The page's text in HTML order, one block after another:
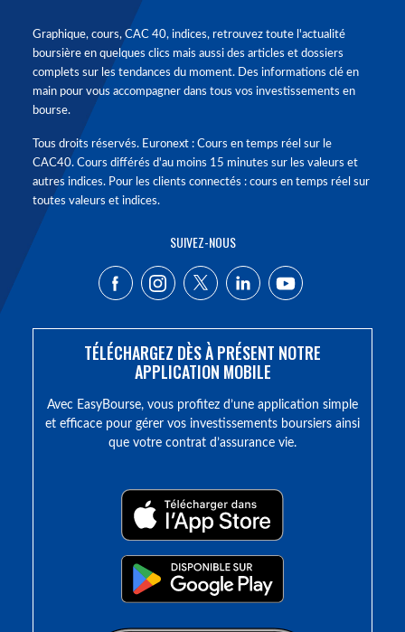
Graphique, cours, CAC 40, indices, retrouvez toute l'actualité
boursière en quelques clics mais aussi des articles et dossiers
complets sur les tendances du moment. Des informations clé en
main pour vous accompagner dans tous vos investissements en
bourse.
Tous droits réservés. Euronext : Cours en temps réel sur le
CAC40. Cours différés d'au moins 15 minutes sur les valeurs et
autres indices. Pour les clients connectés : cours en temps réel sur
toutes valeurs et indices.
SUIVEZ-NOUS
TÉLÉCHARGEZ DÈS À PRÉSENT NOTRE
APPLICATION MOBILE
Avec EasyBourse, vous profitez d’une application simple
et efficace pour gérer vos investissements boursiers ainsi
que votre contrat d’assurance vie.